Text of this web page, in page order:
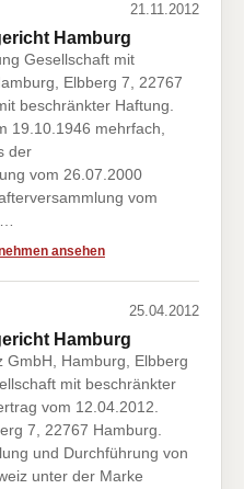
21.11.2012
Hamburg
Gesellschaft mit
Elbberg 7, 22767
beschränkter Haftung.
19.10.1946 mehrfach,
der
vom 26.07.2000
vom
ansehen
25.04.2012
Hamburg
GmbH, Hamburg, Elbberg
mit beschränkter
vom 12.04.2012.
7, 22767 Hamburg.
und Durchführung von
unter der Marke